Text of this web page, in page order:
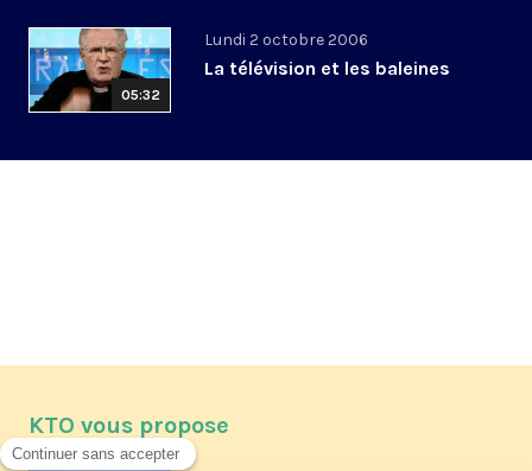
05:32
Lundi 2 octobre 2006
La télévision et les baleines
KTO vous propose